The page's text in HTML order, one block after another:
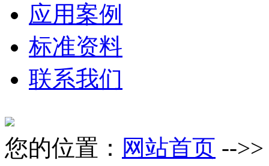
应用案例
标准资料
联系我们
您的位置： 网站首页 -->>